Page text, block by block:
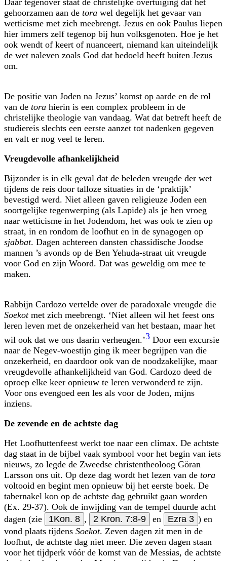
gehoorzamen aan de tora wel degelijk het gevaar van
wetticisme met zich meebrengt. Jezus en ook Paulus liepen
hier immers zelf tegenop bij hun volksgenoten. Hoe je het
ook wendt of keert of nuanceert, niemand kan uiteindelijk
de wet naleven zoals God dat bedoeld heeft buiten Jezus
om.
De positie van Joden na Jezus’ komst op aarde en de rol
van de tora hierin is een complex probleem in de
christelijke theologie van vandaag. Wat dat betreft heeft de
studiereis slechts een eerste aanzet tot nadenken gegeven
en valt er nog veel te leren.
Vreugdevolle afhankelijkheid
Bijzonder is in elk geval dat de beleden vreugde der wet
tijdens de reis door talloze situaties in de ‘praktijk’
bevestigd werd. Niet alleen gaven religieuze Joden een
soortgelijke tegenwerping (als Lapide) als je hen vroeg
naar wetticisme in het Jodendom, het was ook te zien op
straat, in en rondom de loofhut en in de synagogen op
sjabbat. Dagen achtereen dansten chassidische Joodse
mannen ’s avonds op de Ben Yehuda-straat uit vreugde
voor God en zijn Woord. Dat was geweldig om mee te
maken.
Rabbijn Cardozo vertelde over de paradoxale vreugde die
Soekotmet zich meebrengt. ‘Niet alleen wil het feest ons
leren leven met de onzekerheid van het bestaan, maar het
wil ook dat we ons daarin verheugen.’3 Door een excursie
naar de Negev-woestijn ging ik meer begrijpen van die
onzekerheid, en daardoor ook van de noodzakelijke, maar
vreugdevolle afhankelijkheid van God. Cardozo deed de
oproep elke keer opnieuw te leren verwonderd te zijn.
Voor ons evengoed een les als voor de Joden, mijns
inziens.
De zevende en de achtste dag
Het Loofhuttenfeest werkt toe naar een climax. De achtste
dag staat in de bijbel vaak symbool voor het begin van iets
nieuws, zo legde de Zweedse christentheoloog Göran
Larsson ons uit. Op deze dag wordt het lezen van de tora
voltooid en begint men opnieuw bij het eerste boek. De
tabernakel kon op de achtste dag gebruikt gaan worden
(Ex. 29-37). Ook de inwijding van de tempel duurde acht
dagen (zie
1Kon. 8 , 2 Kron. 7:8-9 en Ezra 3 ) en
vond plaats tijdens Soekot. Zeven dagen zit men in de
loofhut, de achtste dag niet meer. Die zeven dagen staan
voor het tijdperk vóór de komst van de Messias, de achtste